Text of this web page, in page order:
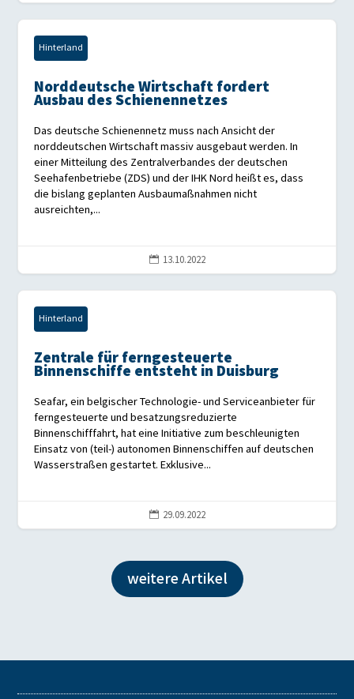
Hinterland
Norddeutsche Wirtschaft fordert
Ausbau des Schienennetzes
Das deutsche Schienennetz muss nach Ansicht der
norddeutschen Wirtschaft massiv ausgebaut werden. In
einer Mitteilung des Zentralverbandes der deutschen
Seehafenbetriebe (ZDS) und der IHK Nord heißt es, dass
die bislang geplanten Ausbaumaßnahmen nicht
ausreichten,...
 13.10.2022
Hinterland
Zentrale für ferngesteuerte
Binnenschiffe entsteht in Duisburg
Seafar, ein belgischer Technologie- und Serviceanbieter für
ferngesteuerte und besatzungsreduzierte
Binnenschifffahrt, hat eine Initiative zum beschleunigten
Einsatz von (teil-) autonomen Binnenschiffen auf deutschen
Wasserstraßen gestartet. Exklusive...
 29.09.2022
weitere Artikel